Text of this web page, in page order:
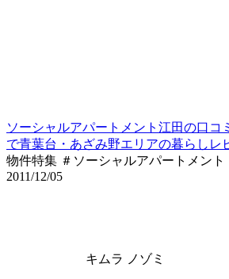
ソーシャルアパートメント江田の口コ
で青葉台・あざみ野エリアの暮らしレ
物件特集 ＃ソーシャルアパートメント
2011/12/05
キムラ ノゾミ